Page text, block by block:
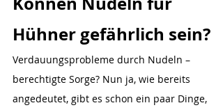
Hühner gefährlich sein?
Verdauungsprobleme durch Nudeln –
berechtigte Sorge? Nun ja, wie bereits
angedeutet, gibt es schon ein paar Dinge,